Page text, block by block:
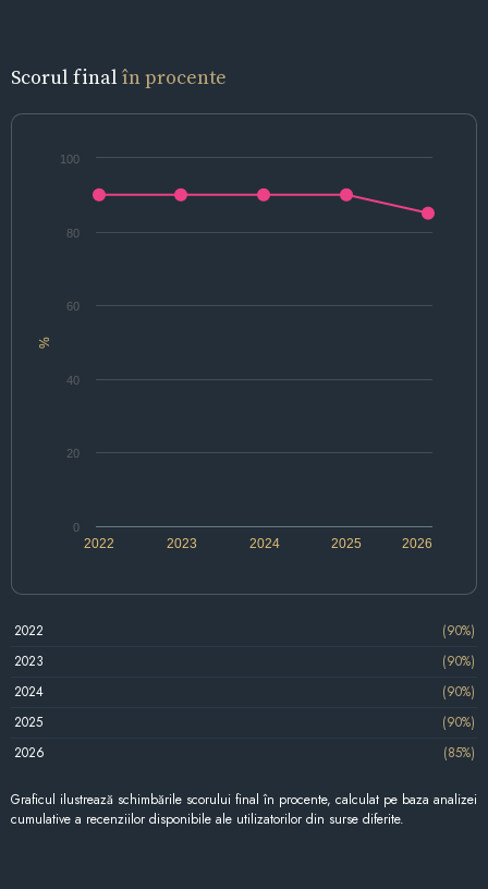
Scorul final în procente
%
2022 2024 2026
2023 2025
0
20
40
60
80
100
2022
(90%)
2023
(90%)
2024
(90%)
2025
(90%)
2026
(85%)
Graficul ilustrează schimbările scorului final în procente, calculat pe baza analizei
cumulative a recenziilor disponibile ale utilizatorilor din surse diferite.